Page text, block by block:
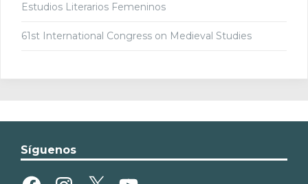
Estudios Literarios Femeninos
61st International Congress on Medieval Studies
Síguenos
FacebookInstagram
X YouTube